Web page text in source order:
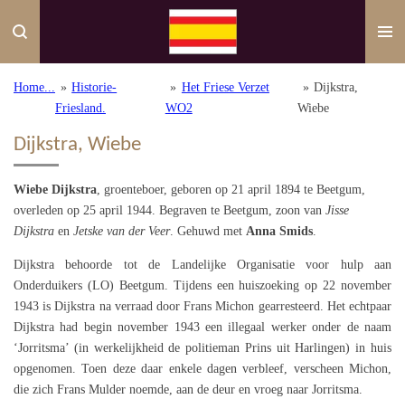
direct
de
hoofdinhoud
Home... » Historie-
Friesland.
» Het Friese Verzet
WO2
» Dijkstra,
Wiebe
Dijkstra, Wiebe
Wiebe Dijkstra, groenteboer, geboren op 21 april 1894 te Beetgum,
overleden op 25 april 1944. Begraven te Beetgum, zoon van Jisse
Dijkstra en Jetske van der Veer. Gehuwd met Anna Smids.
Dijkstra behoorde tot de Landelijke Organisatie voor hulp aan
Onderduikers (LO) Beetgum. Tijdens een huiszoeking op 22 november
1943 is Dijkstra na verraad door Frans Michon gearresteerd. Het echtpaar
Dijkstra had begin november 1943 een illegaal werker onder de naam
‘Jorritsma’ (in werkelijkheid de politieman Prins uit Harlingen) in huis
opgenomen. Toen deze daar enkele dagen verbleef, verscheen Michon,
die zich Frans Mulder noemde, aan de deur en vroeg naar Jorritsma.